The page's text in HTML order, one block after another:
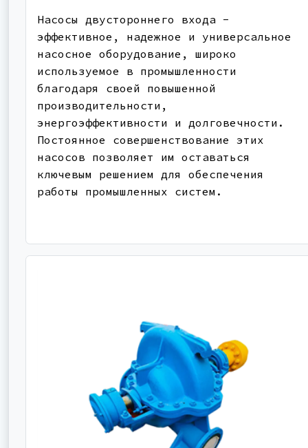
Насосы двустороннего входа -
эффективное, надежное и универсальное
насосное оборудование, широко
используемое в промышленности
благодаря своей повышенной
производительности,
энергоэффективности и долговечности.
Постоянное совершенствование этих
насосов позволяет им оставаться
ключевым решением для обеспечения
работы промышленных систем.